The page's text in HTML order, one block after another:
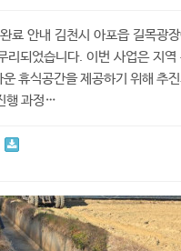
료 안내 김천시 아포읍 길목광
리되었습니다. 이번 사업은 지역
휴식공간을 제공하기 위해 추
행 과정…